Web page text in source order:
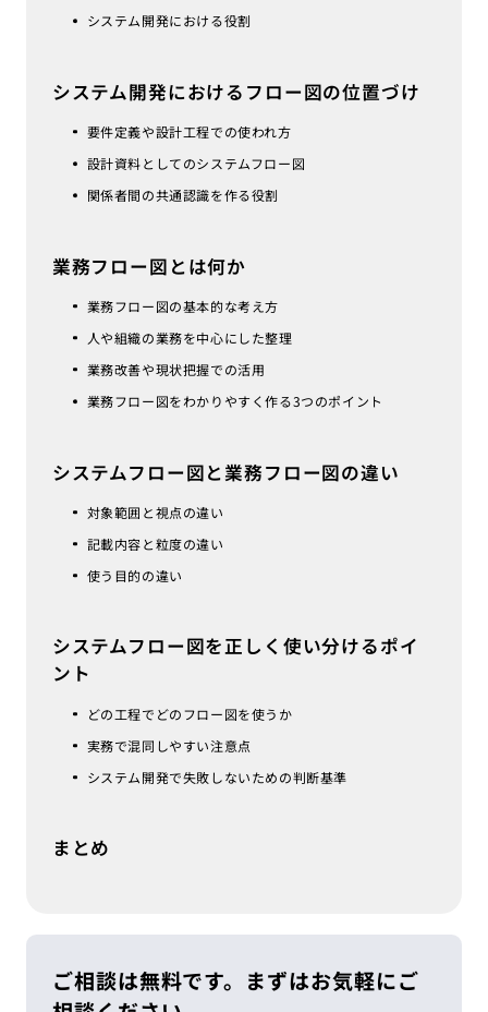
システム開発における役割
システム開発におけるフロー図の位置づけ
要件定義や設計工程での使われ方
設計資料としてのシステムフロー図
関係者間の共通認識を作る役割
業務フロー図とは何か
業務フロー図の基本的な考え方
人や組織の業務を中心にした整理
業務改善や現状把握での活用
業務フロー図をわかりやすく作る3つのポイント
システムフロー図と業務フロー図の違い
対象範囲と視点の違い
記載内容と粒度の違い
使う目的の違い
システムフロー図を正しく使い分けるポイ
ント
どの工程でどのフロー図を使うか
実務で混同しやすい注意点
システム開発で失敗しないための判断基準
まとめ
ご相談は無料です。まずはお気軽にご